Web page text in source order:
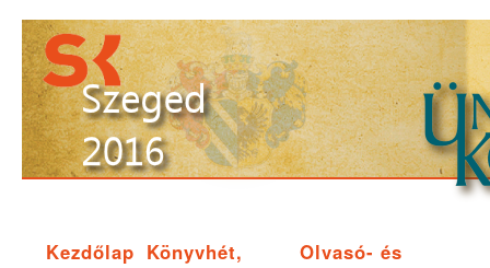
Kezdőlap Könyvhét,
Olvasó- és